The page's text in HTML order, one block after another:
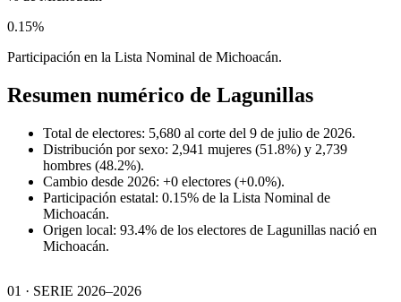
0.15%
Participación en la Lista Nominal de Michoacán.
Resumen numérico de Lagunillas
Total de electores: 5,680 al corte del 9 de julio de 2026.
Distribución por sexo: 2,941 mujeres (51.8%) y 2,739
hombres (48.2%).
Cambio desde 2026: +0 electores (+0.0%).
Participación estatal: 0.15% de la Lista Nominal de
Michoacán.
Origen local: 93.4% de los electores de Lagunillas nació en
Michoacán.
01 · SERIE 2026–2026